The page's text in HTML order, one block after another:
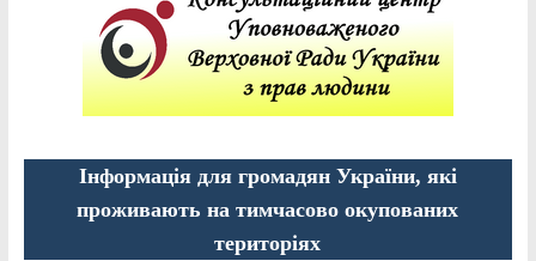
Інформація для громадян України, які
проживають на тимчасово окупованих
територіях